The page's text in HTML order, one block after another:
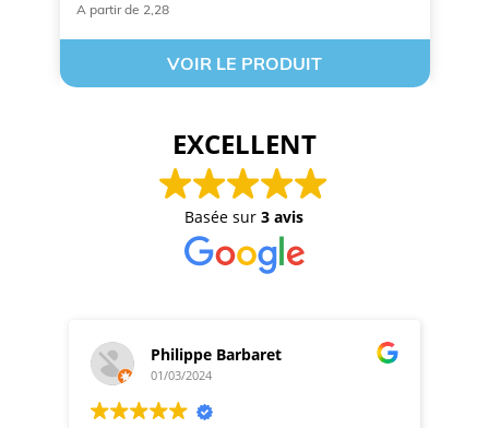
A partir de 2,28
VOIR LE PRODUIT
EXCELLENT
Basée sur3 avis
Philippe Barbaret
01/03/2024